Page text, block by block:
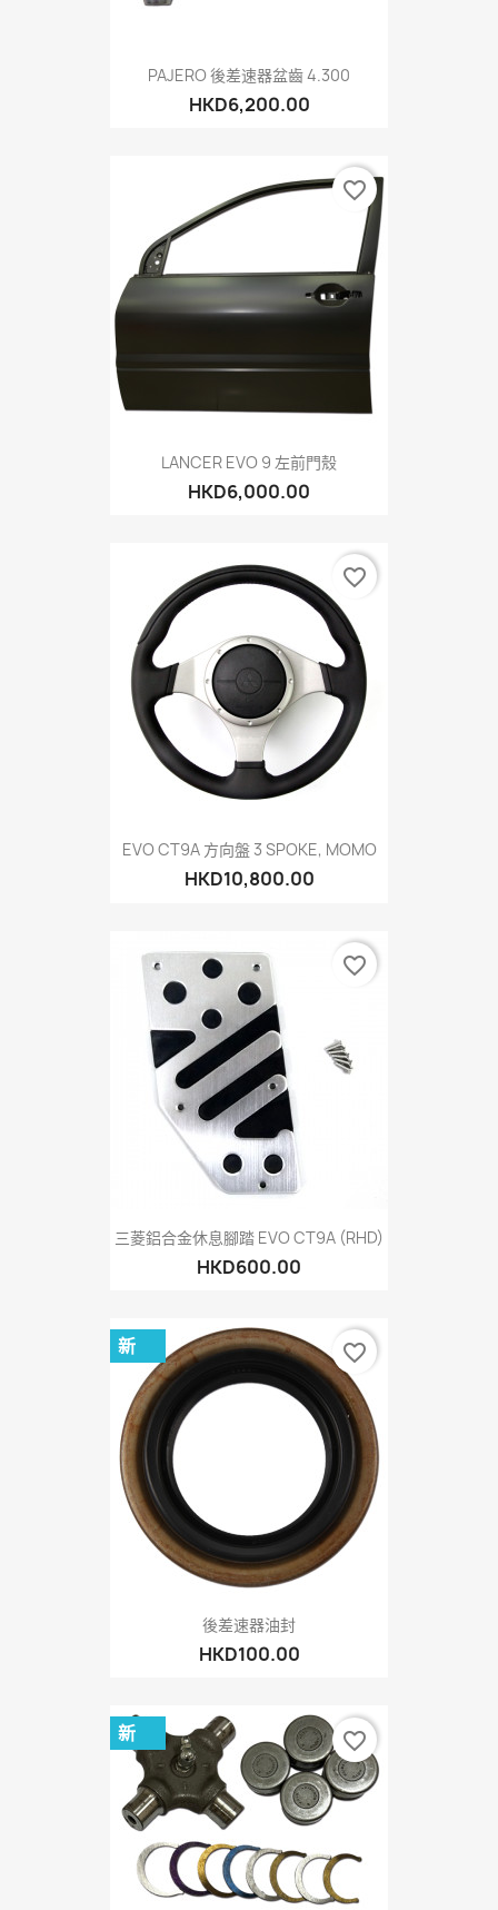
PAJERO 後差速器盆齒 4.300
HKD6,200.00
LANCER EVO 9 左前門殼
HKD6,000.00
favorite_border
EVO CT9A 方向盤 3 SPOKE, MOMO
HKD10,800.00
favorite_border
三菱鋁合金休息腳踏 EVO CT9A (RHD)
HKD600.00
favorite_border
後差速器油封
HKD100.00
新 favorite_border
新 favorite_border